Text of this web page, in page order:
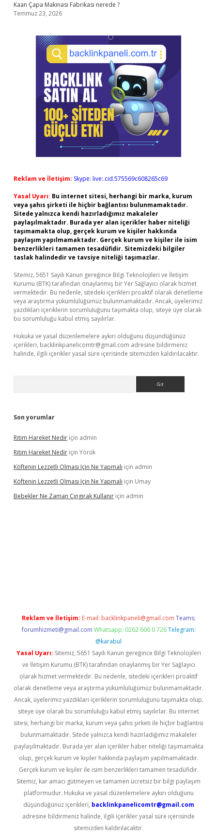
Kaan Çapa Makinası Fabrikası nerede ?
Temmuz 23, 2026
Reklam ve İletişim: Skype: live:.cid.575569c608265c69
Yasal Uyarı: Bu internet sitesi, herhangi bir marka, kurum
veya şahıs şirketi ile hiçbir bağlantısı bulunmamaktadır.
Sitede yalnızca kendi hazırladığımız makaleler
paylaşılmaktadır. Burada yer alan içerikler haber niteliği
taşımamakta olup, gerçek kurum ve kişiler hakkında
paylaşım yapılmamaktadır. Gerçek kurum ve kişiler ile isim
benzerlikleri tamamen tesadüfidir. Sitemizdeki bilgiler
taslak halindedir ve tavsiye niteliği taşımazlar.
Sitemiz, 5651 Sayılı Kanun gereğince Bilgi Teknolojileri ve İletişim
Kurumu (BTK) tarafından onaylanmış bir Yer Sağlayıcı olarak hizmet
vermektedir. Bu nedenle, sitedeki içerikleri proaktif olarak denetleme
veya araştırma yükümlülüğümüz bulunmamaktadır. Ancak, üyelerimiz
yazdıkları içeriklerin sorumluluğunu taşımakta olup, siteye üye olarak
bu sorumluluğu kabul etmiş sayılırlar.
Hukuka ve yasal düzenlemelere aykırı olduğunu düşündüğünüz
içerikleri, backlinkpanelicomtr@gmail.com adresine bildirmeniz
halinde, ilgili içerikler yasal süre içerisinde sitemizden kaldırılacaktır.
Son yorumlar
Ritim Hareket Nedir için admin
Ritim Hareket Nedir için Yörük
Köftenin Lezzetli Olması Için Ne Yapmalı için admin
Köftenin Lezzetli Olması Için Ne Yapmalı için Umay
Bebekler Ne Zaman Çıngırak Kullanır için admin
Reklam ve İletişim: E-mail: backlinkpaneli@gmail.com Teams:
forumhizmeti@gmail.com Whatsapp: 0262 606 0 726 Telegram:
@karabul
Yasal Uyarı: Sitemiz, 5651 Sayılı Kanun gereğince Bilgi Teknolojileri
ve İletişim Kurumu (BTK) tarafından onaylanmış bir Yer Sağlayıcı
olarak hizmet vermektedir. Bu nedenle, sitedeki içerikleri proaktif
olarak denetleme veya araştırma yükümlülüğümüz bulunmamaktadır.
Ancak, üyelerimiz yazdıkları içeriklerin sorumluluğunu taşımakta olup,
siteye üye olarak bu sorumluluğu kabul etmiş sayılırlar. Bu internet
sitesi, herhangi bir marka, kurum veya şahıs şirketi ile hiçbir bağlantısı
bulunmamaktadır. Sitede yalnızca kendi hazırladığımız makaleler
paylaşılmaktadır. Burada yer alan içerikler haber niteliği taşımamakta
olup, gerçek kurum ve kişiler hakkında paylaşım yapılmamaktadır.
Gerçek kurum ve kişiler ile isim benzerlikleri tamamen tesadüfidir.
Sitemiz, kar amacı gütmeyen ve tamamen ücretsiz bir bilgi paylaşım
platformudur. Hukuka ve yasal düzenlemelere aykırı olduğunu
düşündüğünüz içerikleri, backlinkpanelicomtr@gmail.com
adresine bildirmeniz halinde, ilgili içerikler yasal süre içerisinde
sitemizden kaldırılacaktır.